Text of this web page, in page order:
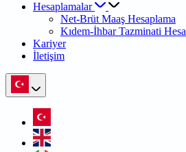
Hesaplamalar
Net-Brüt Maaş Hesaplama
Kıdem-İhbar Tazminati
Kariyer
İletişim